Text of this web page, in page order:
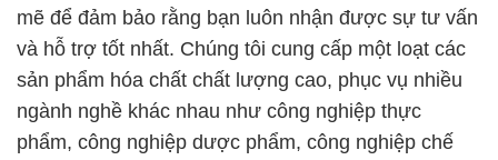
phẩm, công nghiệp dược phẩm, công nghiệp chế
biến nước và nhiều lĩnh vực khác.
Chúng tôi không chỉ là một nhà cung cấp hóa chất,
mà còn là người mang đến sự an tâm và tin tưởng
cho khách hàng về chất lượng sản phẩm. Sự tận